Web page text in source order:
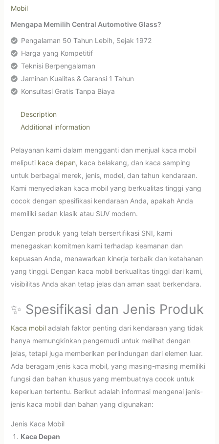
Mobil
Mengapa Memilih Central Automotive Glass?
Pengalaman 50 Tahun Lebih, Sejak 1972
Harga yang Kompetitif
Teknisi Berpengalaman
Jaminan Kualitas & Garansi 1 Tahun
Konsultasi Gratis Tanpa Biaya
Description
Additional information
Pelayanan kami dalam mengganti dan menjual kaca mobil
meliputi kaca depan, kaca belakang, dan kaca samping
untuk berbagai merek, jenis, model, dan tahun kendaraan.
Kami menyediakan kaca mobil yang berkualitas tinggi yang
cocok dengan spesifikasi kendaraan Anda, apakah Anda
memiliki sedan klasik atau SUV modern.
Dengan produk yang telah bersertifikasi SNI, kami
menegaskan komitmen kami terhadap keamanan dan
kepuasan Anda, menawarkan kinerja terbaik dan ketahanan
yang tinggi. Dengan kaca mobil berkualitas tinggi dari kami,
visibilitas Anda akan tetap jelas dan aman saat berkendara.
✨ Spesifikasi dan Jenis Produk
Kaca mobiladalah faktor penting dari kendaraan yang tidak
hanya memungkinkan pengemudi untuk melihat dengan
jelas, tetapi juga memberikan perlindungan dari elemen luar.
Ada beragam jenis kaca mobil, yang masing-masing memiliki
fungsi dan bahan khusus yang membuatnya cocok untuk
keperluan tertentu. Berikut adalah informasi mengenai jenis-
jenis kaca mobil dan bahan yang digunakan:
Jenis Kaca Mobil
Kaca Depan